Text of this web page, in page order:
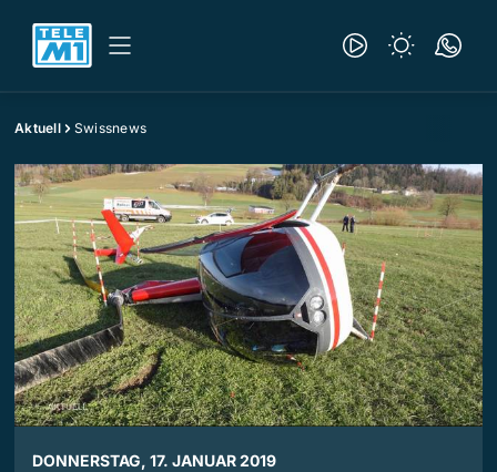
Aktuell Swissnews
DONNERSTAG, 17. JANUAR 2019